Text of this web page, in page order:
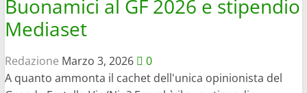
Buonamici al GF 2026 e stipendio
Mediaset
Redazione Marzo 3, 2026
0
A quanto ammonta il cachet dell'unica opinionista del